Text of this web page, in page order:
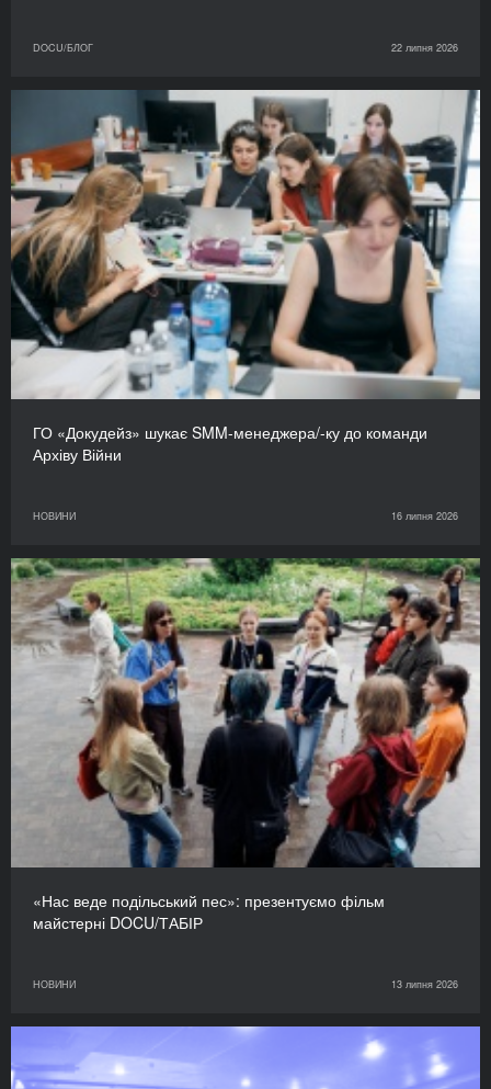
DOCU/БЛОГ 22 липня 2026
ГО «Докудейз» шукає SMM-менеджера/-ку до команди
Архіву Війни
НОВИНИ 16 липня 2026
«Нас веде подільський пес»: презентуємо фільм
майстерні DOCU/ТАБІР
НОВИНИ 13 липня 2026